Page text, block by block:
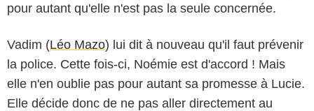
pour autant qu'elle n'est pas la seule concernée.
Vadim (Léo Mazo) lui dit à nouveau qu'il faut prévenir
la police. Cette fois-ci, Noémie est d'accord ! Mais
elle n'en oublie pas pour autant sa promesse à Lucie.
Elle décide donc de ne pas aller directement au